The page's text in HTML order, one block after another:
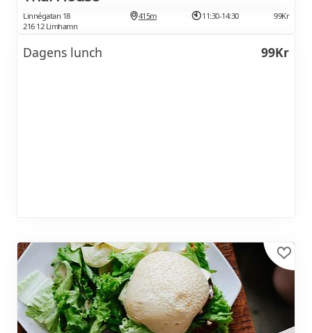
Linnégatan 18
216 12 Limhamn
415m 11:30-14:30 99Kr
Dagens lunch 99Kr